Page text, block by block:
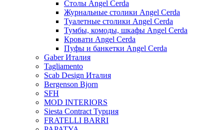
Столы Angel Cerda
Журнальные столики Angel Cerda
Туалетные столики Angel Cerda
Тумбы, комоды, шкафы Angel Cerda
Кровати Angel Cerda
Пуфы и банкетки Angel Cerda
Gaber Италия
Tagliamento
Scab Design Италия
Bergenson Bjorn
SFH
MOD INTERIORS
Siesta Contract Турция
FRATELLI BARRI